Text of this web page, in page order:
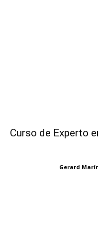
Curso de Experto
Gerard